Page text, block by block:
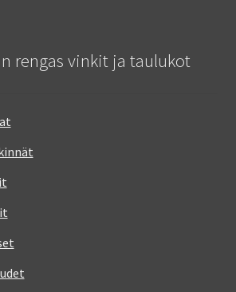
rengas vinkit ja taulukot